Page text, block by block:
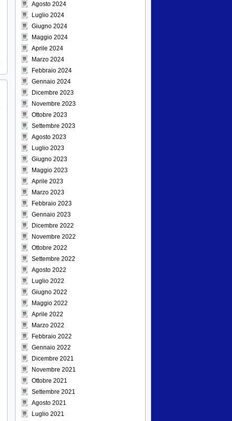
Agosto 2024
Luglio 2024
Giugno 2024
Maggio 2024
Aprile 2024
Marzo 2024
Febbraio 2024
Gennaio 2024
Dicembre 2023
Novembre 2023
Ottobre 2023
Settembre 2023
Agosto 2023
Luglio 2023
Giugno 2023
Maggio 2023
Aprile 2023
Marzo 2023
Febbraio 2023
Gennaio 2023
Dicembre 2022
Novembre 2022
Ottobre 2022
Settembre 2022
Agosto 2022
Luglio 2022
Giugno 2022
Maggio 2022
Aprile 2022
Marzo 2022
Febbraio 2022
Gennaio 2022
Dicembre 2021
Novembre 2021
Ottobre 2021
Settembre 2021
Agosto 2021
Luglio 2021